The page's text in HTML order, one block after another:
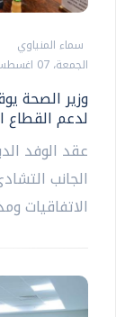
سماء المنياوي
الجمعة، 07 اغسطس 2026 12:15 م
وزير الصحة
لدعم
عقد الوفد
الجانب
الاتفاقيات